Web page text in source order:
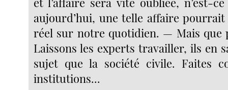
aujourd’hui, une telle affaire
réel sur notre quotidien. — Mais que
Laissons les experts travailler, ils en
sujet que la société civile. Faites
institutions...